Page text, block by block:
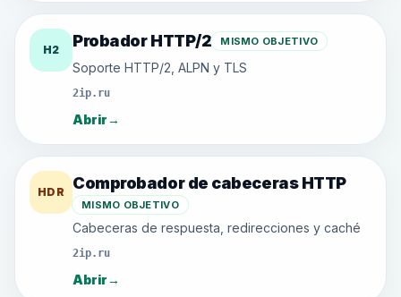
H2 Probador HTTP/2 MISMO OBJETIVO
Soporte HTTP/2, ALPN y TLS
2ip.ru
Abrir→
HDR Comprobador de cabeceras HTTP
MISMO OBJETIVO
Cabeceras de respuesta, redirecciones y caché
2ip.ru
Abrir→